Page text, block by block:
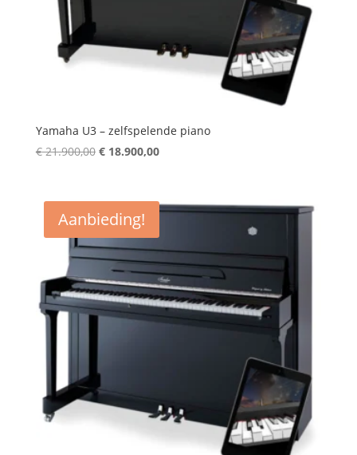
Yamaha U3 – zelfspelende piano
€21.900,00 Oorspronkelijke
€ 21.900,00.
€18.900,00Huidige
€ 18.900,00.
Aanbieding!